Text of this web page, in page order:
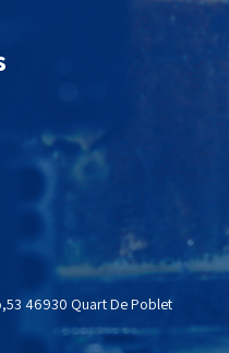
46930 Quart De Poblet